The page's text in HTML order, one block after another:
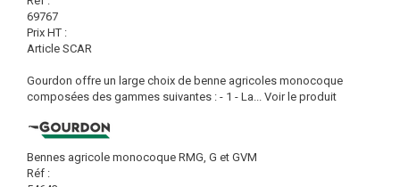
69767
Prix HT :
Article SCAR
Gourdon offre un large choix de benne agricoles monocoque
composées des gammes suivantes : - 1 - La... Voir le produit
Bennes agricole monocoque RMG, G et GVM
Réf :